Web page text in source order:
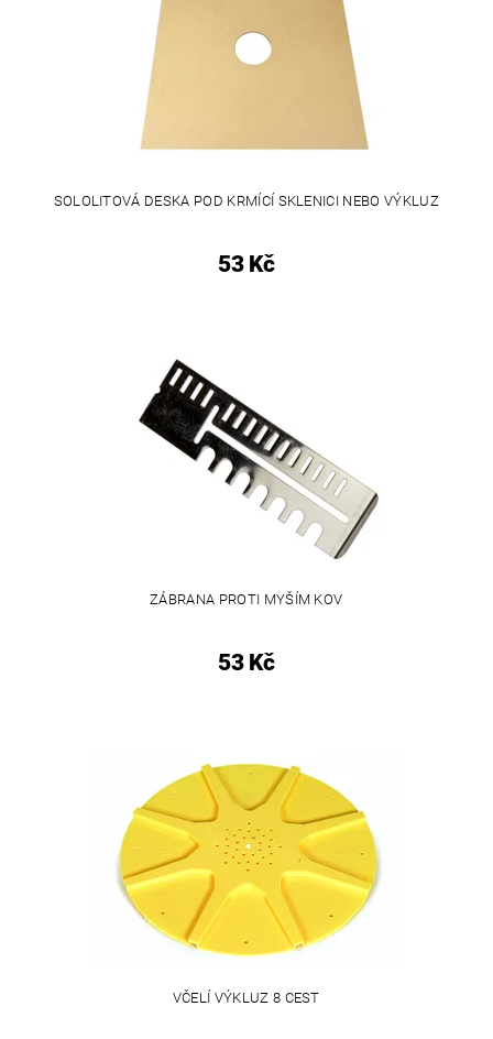
SOLOLITOVÁ DESKA POD KRMÍCÍ SKLENICI NEBO VÝKLUZ
53 Kč
ZÁBRANA PROTI MYŠÍM KOV
53 Kč
VČELÍ VÝKLUZ 8 CEST